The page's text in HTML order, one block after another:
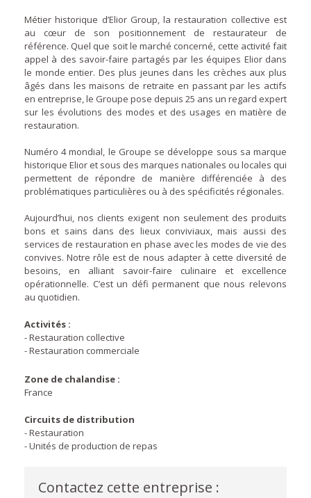
Métier historique d’Elior Group, la restauration collective est
au cœur de son positionnement de restaurateur de
référence. Quel que soit le marché concerné, cette activité fait
appel à des savoir-faire partagés par les équipes Elior dans
le monde entier. Des plus jeunes dans les crèches aux plus
âgés dans les maisons de retraite en passant par les actifs
en entreprise, le Groupe pose depuis 25 ans un regard expert
sur les évolutions des modes et des usages en matière de
restauration.
Numéro 4 mondial, le Groupe se développe sous sa marque
historique Elior et sous des marques nationales ou locales qui
permettent de répondre de manière différenciée à des
problématiques particulières ou à des spécificités régionales.
Aujourd’hui, nos clients exigent non seulement des produits
bons et sains dans des lieux conviviaux, mais aussi des
services de restauration en phase avec les modes de vie des
convives. Notre rôle est de nous adapter à cette diversité de
besoins, en alliant savoir-faire culinaire et excellence
opérationnelle. C’est un défi permanent que nous relevons
au quotidien.
Activités :
- Restauration collective
- Restauration commerciale
Zone de chalandise :
France
Circuits de distribution
- Restauration
- Unités de production de repas
Contactez cette entreprise :